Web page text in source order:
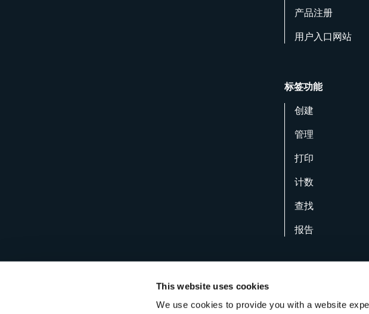
This website uses cookies
We use cookies to provide you with a website
产品注册
用户入口网站
标签功能
创建
管理
打印
计数
查找
报告
© 2026 Seagull Software, LLC.版权所有。 隐私政策 法律 电子邮件偏好